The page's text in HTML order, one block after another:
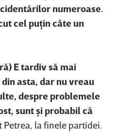
numeroase.
cel puţin câte un
E tardiv să mai
asta, dar nu vreau
despre problemele
sunt şi probabil că
Petrea, la finele partidei.